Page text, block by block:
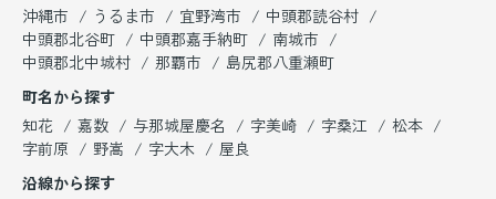
沖縄市
うるま市 宜野湾市
中頭郡読谷村
中頭郡北谷町
中頭郡嘉手納町
南城市
中頭郡北中城村
那覇市
島尻郡八重瀬町
町名から探す
知花
嘉数 与那城屋慶名 字美崎 字桑江
松本
字前原
野嵩 字大木
屋良
沿線から探す